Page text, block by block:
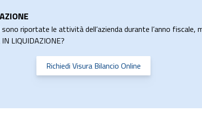
riportate le attività dell’azienda durante l’anno fiscale,
LIQUIDAZIONE?
Richiedi Visura Bilancio Online